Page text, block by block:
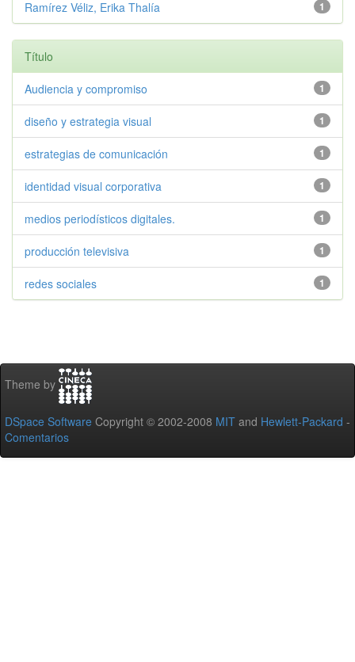
1
Ramírez Véliz, Erika Thalía
Título
1
Audiencia y compromiso
1
diseño y estrategia visual
1
estrategias de comunicación
1
identidad visual corporativa
1
medios periodísticos digitales.
1
producción televisiva
1
redes sociales
Theme by
DSpace Software Copyright © 2002-2008 MIT and Hewlett-Packard -
Comentarios